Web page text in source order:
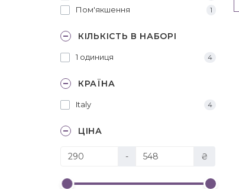
Пом'якшення 1
КІЛЬКІСТЬ В НАБОРІ
1 одиниця 4
КРАЇНА
Italy 4
ЦІНА
- ₴